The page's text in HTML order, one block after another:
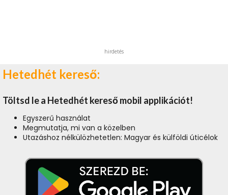
hirdetés
Hetedhét kereső:
Töltsd le a Hetedhét kereső mobil applikációt!
Egyszerű használat
Megmutatja, mi van a közelben
Utazáshoz nélkülözhetetlen: Magyar és külföldi úticélok